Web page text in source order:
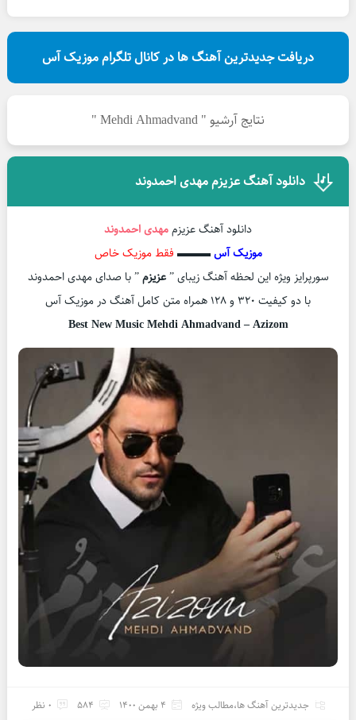
دریافت جدیدترین آهنگ ها در کانال تلگرام موزیک آس
نتایج آرشیو " Mehdi Ahmadvand "
دانلود آهنگ عزیزم مهدی احمدوند
دانلود آهنگ عزیزممهدی احمدوند
موزیک آس▬▬▬ فقط موزیک خاص
سورپرایز ویژه این لحظه آهنگ زیبای ”عزیزم” با صدای مهدی احمدوند
با دو کیفیت ۳۲۰ و ۱۲۸ همراه متن کامل آهنگ در موزیک آس
Best New Music Mehdi Ahmadvand – Azizom
جدیدترین آهنگ ها،مطالب ویژه 4 بهمن 1400 584 0 نظر